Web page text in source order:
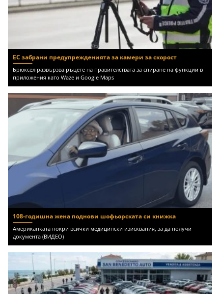
ЕС забрани предупрежденията за камери за скорост
Брюксел развързва ръцете на правителствата за спиране на функции в
приложения като Waze и Google Maps
108-годишна жена поднови шофьорската си книжка
Американката покри всички медицински изисквания, за да получи
документа (ВИДЕО)